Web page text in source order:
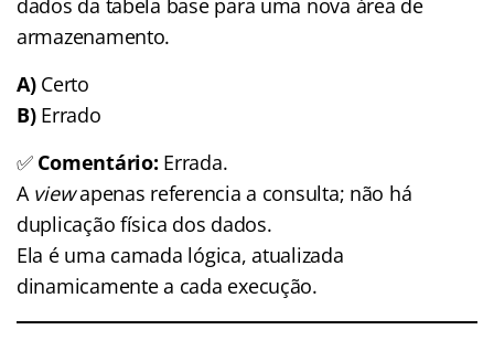
dados da tabela base para uma nova área de
armazenamento.
A)Certo
B)Errado
✅ Comentário: Errada.
A viewapenas referencia a consulta; não há
duplicação física dos dados.
Ela é uma camada lógica, atualizada
dinamicamente a cada execução.